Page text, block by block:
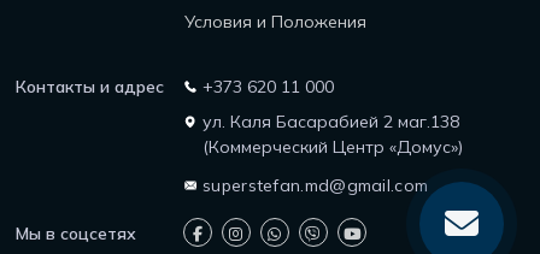
Условия и Положения
Контакты и адрес
+373 620 11 000
ул. Каля Басарабией 2 маг.138
(Коммерческий Центр «Домус»)
superstefan.md@gmail.com
Мы в соцсетях